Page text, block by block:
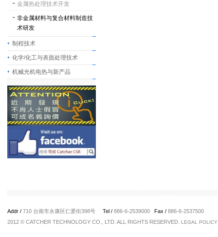
金属热处理技术开发
非金属材料与复合材料制造技
术研发
制程技术
化学/化工与表面处理技术
机械光机电热与新产品
Addr / 710 台南市永康区仁爱街398号 Tel / 886-6-2539000 Fax / 886-6-2537500
2012 © CATCHER TECHNOLOGY CO., LTD. ALL RIGHTS RESERVED.
LEGAL POLICY